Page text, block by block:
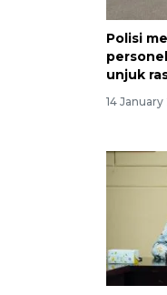
Polisi
unjuk
14 January